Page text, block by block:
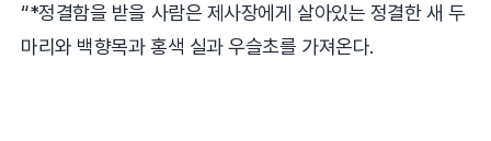
“*정결함을 받을 사람은 제사장에게 살아있는 정결한 새 두
마리와 백향목과 홍색 실과 우슬초를 가져온다.